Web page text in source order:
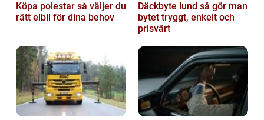
Köpa polestar så väljer du
rätt elbil för dina behov
Däckbyte lund så gör man
bytet tryggt, enkelt och
prisvärt